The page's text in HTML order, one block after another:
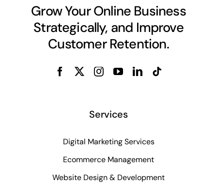
Grow Your Online Business
Strategically, and Improve
Customer Retention.
Services
Digital Marketing Services
Ecommerce Management
Website Design & Development